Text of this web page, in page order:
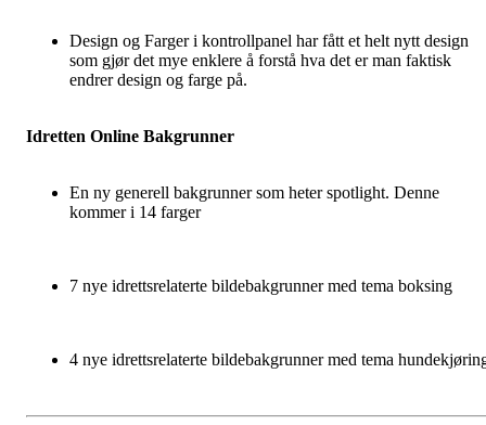
Design og Farger i kontrollpanel har fått et helt nytt design
som gjør det mye enklere å forstå hva det er man faktisk
endrer design og farge på.
Idretten Online Bakgrunner
En ny generell bakgrunner som heter spotlight. Denne
kommer i 14 farger
7 nye idrettsrelaterte bildebakgrunner med tema boksing
4 nye idrettsrelaterte bildebakgrunner med tema